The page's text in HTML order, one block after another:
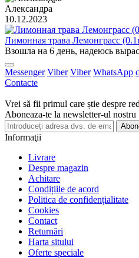
Александра
10.12.2023
Лимонная трава Лемонграсс
Взошла на 6 день, надеюсь
Messenger Viber Viber WhatsApp
Contacte
Vrei să fii primul care știe despre
Aboneaza-te la newsletter-ul nostru
Informaţii
Livrare
Despre magazin
Achitare
Condițiile de acord
Politica de confidențialitate
Cookies
Contact
Returnări
Harta sitului
Oferte speciale